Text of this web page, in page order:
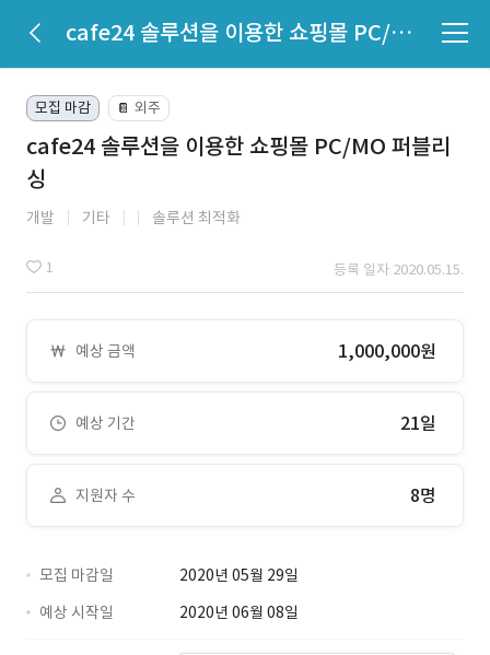
cafe24 솔루션을 이용한 쇼핑몰 PC/MO 퍼블리싱
모집 마감 📔 외주
cafe24 솔루션을 이용한 쇼핑몰 PC/MO 퍼블리
싱
개발 기타 솔루션 최적화
1 등록 일자 2020.05.15.
예상 금액 1,000,000원
예상 기간 21일
지원자 수 8명
모집 마감일
2020년 05월 29일
예상 시작일
2020년 06월 08일